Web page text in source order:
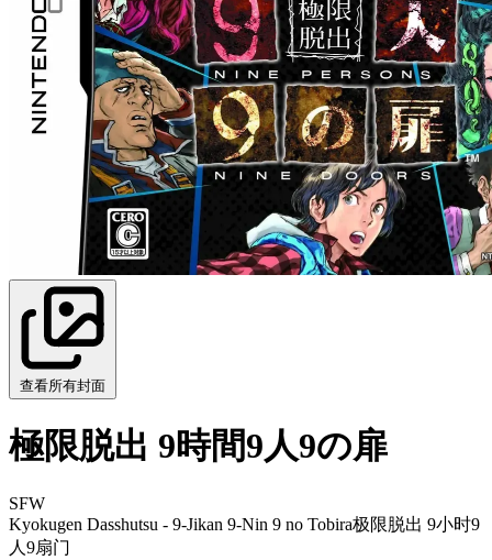
查看所有封面
極限脱出 9時間9人9の扉
SFW
Kyokugen Dasshutsu - 9-Jikan 9-Nin 9 no Tobira极限脱出 9小时9
人9扇门